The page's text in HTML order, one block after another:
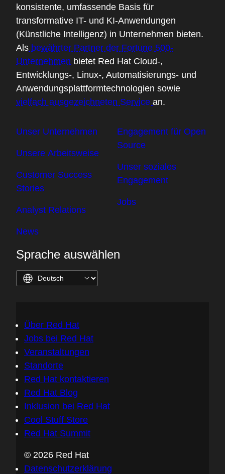
konsistente, umfassende Basis für
transformative IT- und KI-Anwendungen
(Künstliche Intelligenz) in Unternehmen bieten.
Als bewährter Partner der Fortune 500-
Unternehmen bietet Red Hat Cloud-,
Entwicklungs-, Linux-, Automatisierungs- und
Anwendungsplattformtechnologien sowie
vielfach ausgezeichneten Service an.
Unser Unternehmen
Unsere Arbeitsweise
Customer Success
Stories
Analyst Relations
News
Engagement für Open
Source
Unser soziales
Engagement
Jobs
Sprache auswählen
Über Red Hat
Jobs bei Red Hat
Veranstaltungen
Standorte
Red Hat kontaktieren
Red Hat Blog
Inklusion bei Red Hat
Cool Stuff Store
Red Hat Summit
© 2026 Red Hat
Datenschutzerklärung